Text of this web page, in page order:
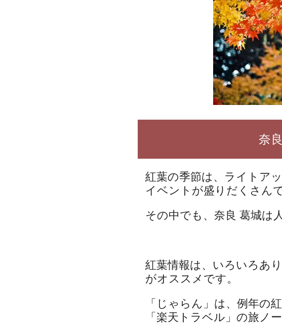
奈
紅葉の季節は、ライトア
イベントが盛りだくさん
その中でも、奈良 葛城は
紅葉情報は、いろいろあ
がオススメです。
「じゃらん」は、例年の
「楽天トラベル」の旅ノ